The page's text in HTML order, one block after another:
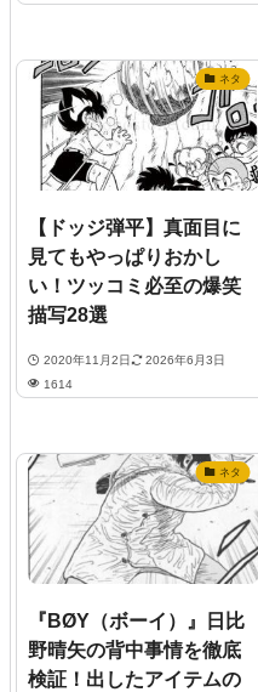
ネタ
【ドッジ弾平】真面目に
見てもやっぱりおかし
い！ツッコミ必至の爆笑
描写28選
2020年11月2日
2026年6月3日
1614
ネタ
『BØY（ボーイ）』日比
野晴矢の背中事情を徹底
検証！出したアイテムの